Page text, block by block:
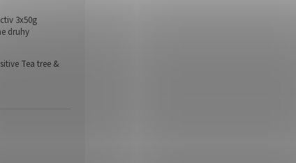
3x50g
druhy
Tea tree &